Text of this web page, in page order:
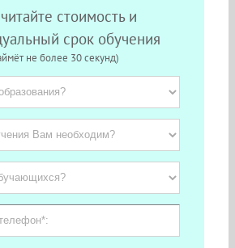
стоимость и
срок обучения
не более 30 секунд)